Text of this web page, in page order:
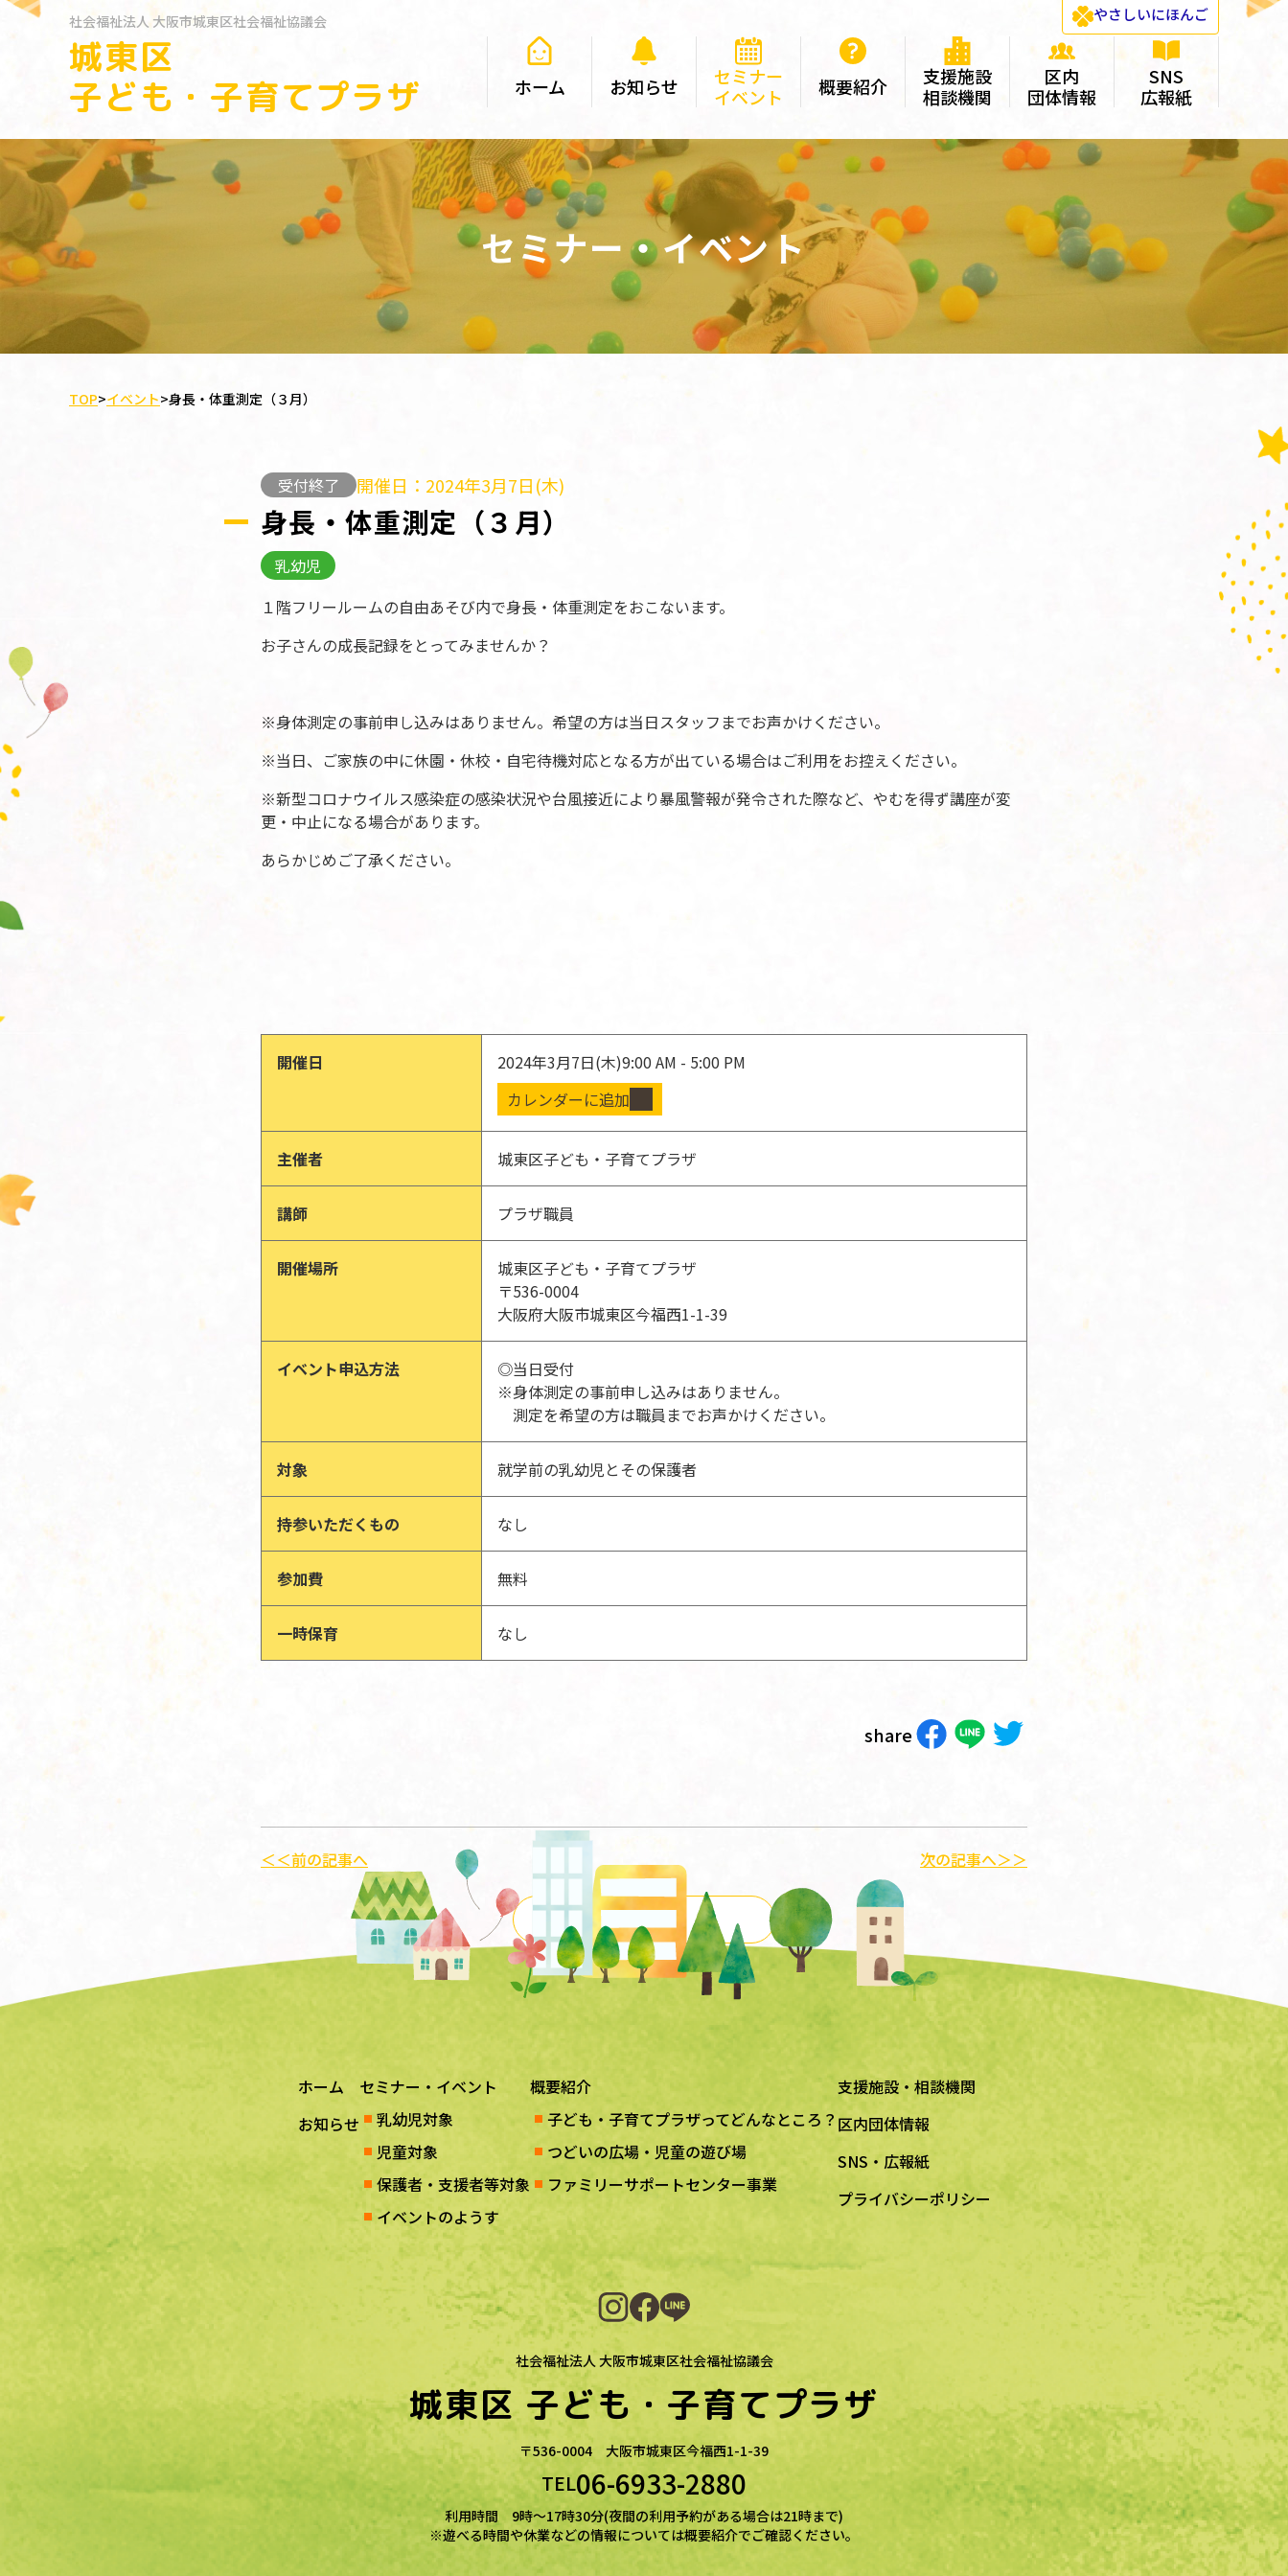
社会福祉法人大阪市城東区社会福祉協議会
城東区
子ども・子育てプラザ
やさしいにほんご
ホーム お知らせ
セミナー
イベント
概要紹介
支援施設
相談機関
区内
団体情報
SNS
広報紙
セミナー・イベント
TOP>イベント>身長・体重測定（３月）
受付終了 開催日：2024年3月7日(木)
身長・体重測定（３月）
乳幼児
１階フリールームの自由あそび内で身長・体重測定をおこないます。
お子さんの成長記録をとってみませんか？
※身体測定の事前申し込みはありません。希望の方は当日スタッフまでお声かけください。
※当日、ご家族の中に休園・休校・自宅待機対応となる方が出ている場合はご利用をお控えください。
※新型コロナウイルス感染症の感染状況や台風接近により暴風警報が発令された際など、やむを得ず講座が変
更・中止になる場合があります。
あらかじめご了承ください。
開催日 2024年3月7日(木)9:00 AM - 5:00 PM
カレンダーに追加
主催者 城東区子ども・子育てプラザ
講師 プラザ職員
開催場所
城東区子ども・子育てプラザ
〒536-0004
大阪府大阪市城東区今福西1-1-39
イベント申込方法
◎当日受付
※身体測定の事前申し込みはありません。
測定を希望の方は職員までお声かけください。
対象 就学前の乳幼児とその保護者
持参いただくもの なし
参加費 無料
一時保育 なし
share
＜＜前の記事へ
一覧に戻る
次の記事へ＞＞
ホーム
お知らせ
セミナー・イベント
乳幼児対象
児童対象
保護者・支援者等対象
イベントのようす
概要紹介
子ども・子育てプラザってどんなところ？
つどいの広場・児童の遊び場
ファミリーサポートセンター事業
支援施設・相談機関
区内団体情報
SNS・広報紙
プライバシーポリシー
社会福祉法人 大阪市城東区社会福祉協議会
城東区子ども・子育てプラザ
〒536-0004 大阪市城東区今福西1-1-39
TEL06-6933-2880
利用時間 9時～17時30分(夜間の利用予約がある場合は21時まで)
※遊べる時間や休業などの情報については概要紹介でご確認ください。